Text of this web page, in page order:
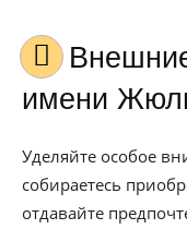
Внешние качества для
имени
Уделяйте особое
собираетесь
отдавайте